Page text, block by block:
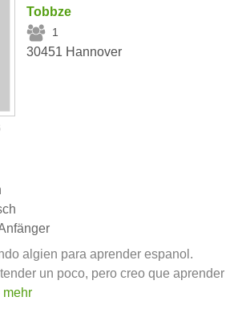
Tobbze
1
30451 Hannover
algien para aprender espanol.
un poco, pero creo que aprender
mehr